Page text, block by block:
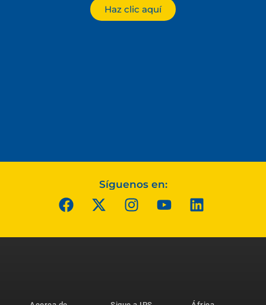
Haz clic aquí
Síguenos en: